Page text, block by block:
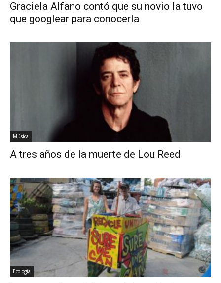
Graciela Alfano contó que su novio la tuvo
que googlear para conocerla
Música
A tres años de la muerte de Lou Reed
Ecología